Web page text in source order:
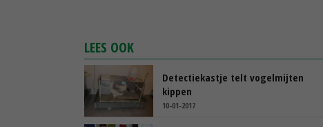
LEES OOK
Detectiekastje telt vogelmijten
kippen
10-01-2017